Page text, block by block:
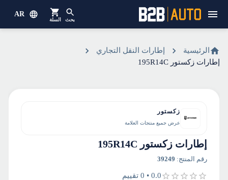
بحث السلة
AR
الرئيسية
إطارات النقل التجاري
إطارات زكستور 195R14C
زكستور
عرض جميع منتجات العلامة
إطارات زكستور 195R14C
رقم المنتج:
39249
0.0
•
0 تقييم